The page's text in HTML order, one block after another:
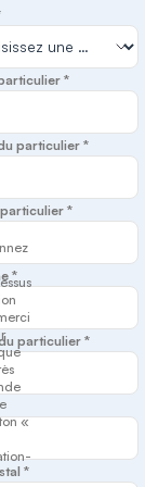
«
*
particulier *
*
*
particulier *
*